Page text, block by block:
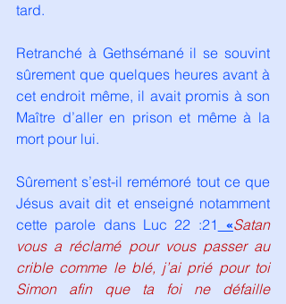
tard.
Retranché à Gethsémané il se souvint
sûrement que quelques heures avant à
cet endroit même, il avait promis à son
Maître d’aller en prison et même à la
mort pour lui.
Sûrement s’est-il remémoré tout ce que
Jésus avait dit et enseigné notamment
cette parole dans Luc 22 :21 «Satan
vous a réclamé pour vous passer au
crible comme le blé, j’ai prié pour toi
Simon afin que ta foi ne défaille